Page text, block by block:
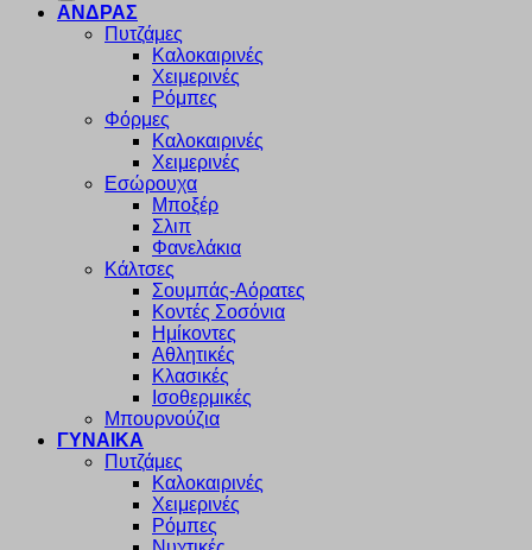
ΑΝΔΡΑΣ
Πυτζάμες
Καλοκαιρινές
Χειμερινές
Ρόμπες
Φόρμες
Καλοκαιρινές
Χειμερινές
Εσώρουχα
Μποξέρ
Σλιπ
Φανελάκια
Κάλτσες
Σουμπάς-Αόρατες
Κοντές Σοσόνια
Ημίκοντες
Αθλητικές
Κλασικές
Ισοθερμικές
Μπουρνούζια
ΓΥΝΑΙΚΑ
Πυτζάμες
Καλοκαιρινές
Χειμερινές
Ρόμπες